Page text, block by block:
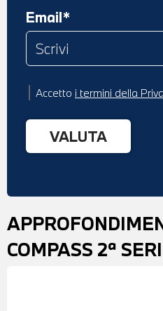
Email*
Accetto i termini della
COMPASS 2ª